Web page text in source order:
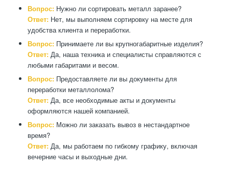
Вопрос:Нужно ли сортировать металл заранее?
Ответ:Нет, мы выполняем сортировку на месте для
удобства клиента и переработки.
Вопрос:Принимаете ли вы крупногабаритные изделия?
Ответ:Да, наша техника и специалисты справляются с
любыми габаритами и весом.
Вопрос:Предоставляете ли вы документы для
переработки металлолома?
Ответ:Да, все необходимые акты и документы
оформляются нашей компанией.
Вопрос:Можно ли заказать вывоз в нестандартное
время?
Ответ:Да, мы работаем по гибкому графику, включая
вечерние часы и выходные дни.